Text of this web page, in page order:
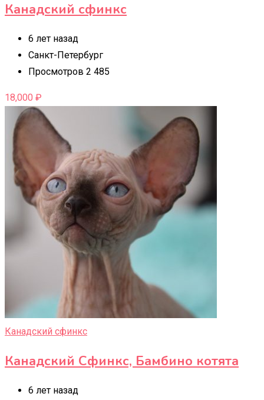
Канадский сфинкс
6 лет назад
Санкт-Петербург
Просмотров 2 485
18,000 ₽
Канадский сфинкс
Канадский Сфинкс, Бамбино котята
6 лет назад